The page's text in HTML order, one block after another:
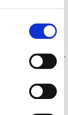
GRIS 9006